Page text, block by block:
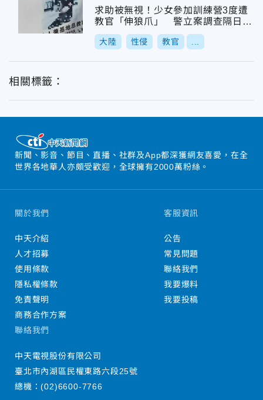
求助被無視！少女參加訓練營3度遭
教官「伸狼爪」 警立案調查隔日輕
生亡
大陸 性侵 教官
相關標籤：
新聞、影音、節目、直播、社群及App都深獲網友喜愛，在全
世界各地華人亦頗受歡迎，全球擁有2000萬粉絲。
關於我們
中天介紹
人才招募
使用條款
隱私權條款
免責聲明
商務合作方案
客服資訊
公告
常見問題
聯絡我們
我要爆料
我要投稿
聯絡我們
中天電視股份有限公司
臺北市內湖區民權東路六段25號
總機：(02)6600-7766